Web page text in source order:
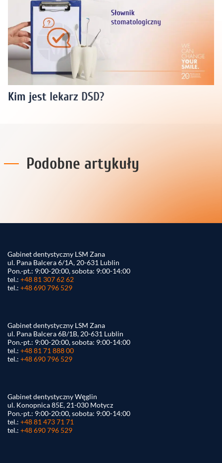
Kim jest lekarz DSD?
Podobne artykuły
Gabinet dentystyczny LSM Zana
ul. Pana Balcera 6/1A, 20-631 Lublin
Pon.-pt.: 9:00-20:00, sobota: 9:00-14:00
tel.: +48 81 307 62 62
tel.: +48 690 796 529
Gabinet dentystyczny LSM Zana
ul. Pana Balcera 6B/1B, 20-631 Lublin
Pon.-pt.: 9:00-20:00, sobota: 9:00-14:00
tel.: +48 81 71 888 00
tel.: +48 690 796 529
Gabinet dentystyczny Węglin
ul. Konopnica 85E, 21-030 Motycz
Pon.-pt.: 9:00-20:00, sobota: 9:00-14:00
tel.: +48 81 473 71 71
tel.: +48 690 796 529